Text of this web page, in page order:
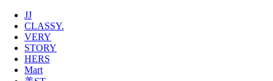
JJ
CLASSY.
VERY
STORY
HERS
Mart